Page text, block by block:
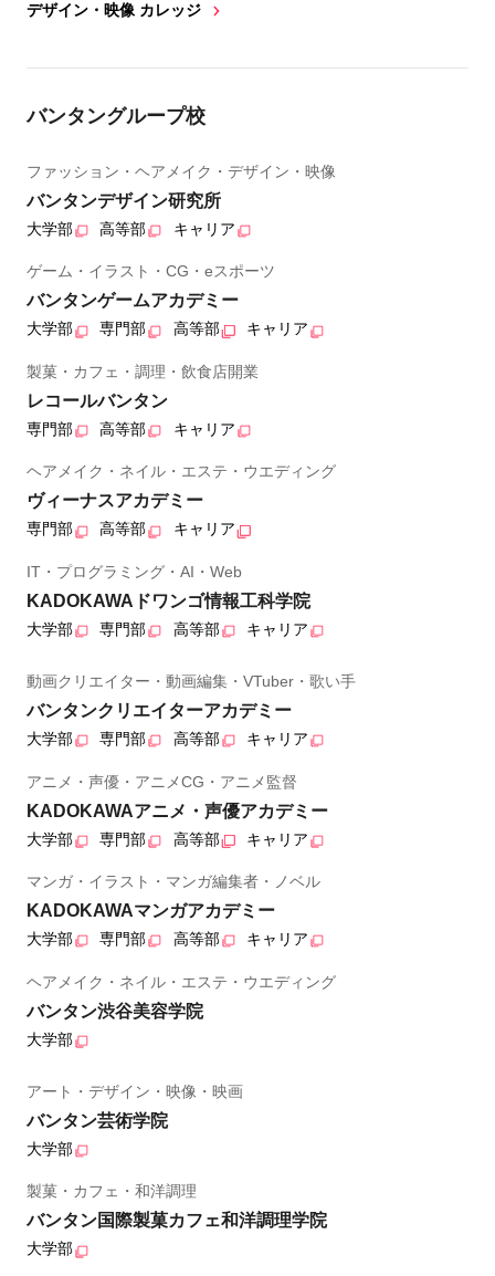
デザイン・映像 カレッジ
バンタングループ校
ファッション・ヘアメイク・デザイン・映像
バンタンデザイン研究所
大学部 高等部 キャリア
ゲーム・イラスト・CG・eスポーツ
バンタンゲームアカデミー
大学部 専門部 高等部 キャリア
製菓・カフェ・調理・飲食店開業
レコールバンタン
専門部 高等部 キャリア
ヘアメイク・ネイル・エステ・ウエディング
ヴィーナスアカデミー
専門部 高等部 キャリア
IT・プログラミング・AI・Web
KADOKAWAドワンゴ情報工科学院
大学部 専門部 高等部 キャリア
動画クリエイター・動画編集・VTuber・歌い手
バンタンクリエイターアカデミー
大学部 専門部 高等部 キャリア
アニメ・声優・アニメCG・アニメ監督
KADOKAWAアニメ・声優アカデミー
大学部 専門部 高等部 キャリア
マンガ・イラスト・マンガ編集者・ノベル
KADOKAWAマンガアカデミー
大学部 専門部 高等部 キャリア
ヘアメイク・ネイル・エステ・ウエディング
バンタン渋谷美容学院
大学部
アート・デザイン・映像・映画
バンタン芸術学院
大学部
製菓・カフェ・和洋調理
バンタン国際製菓カフェ和洋調理学院
大学部